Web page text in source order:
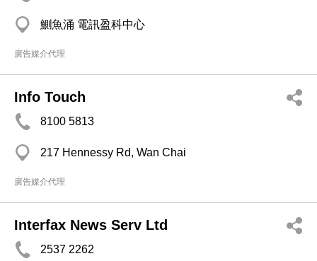
鰂魚涌 電訊盈科中心
廣告媒介代理
Info Touch
8100 5813
217 Hennessy Rd, Wan Chai
廣告媒介代理
Interfax News Serv Ltd
2537 2262